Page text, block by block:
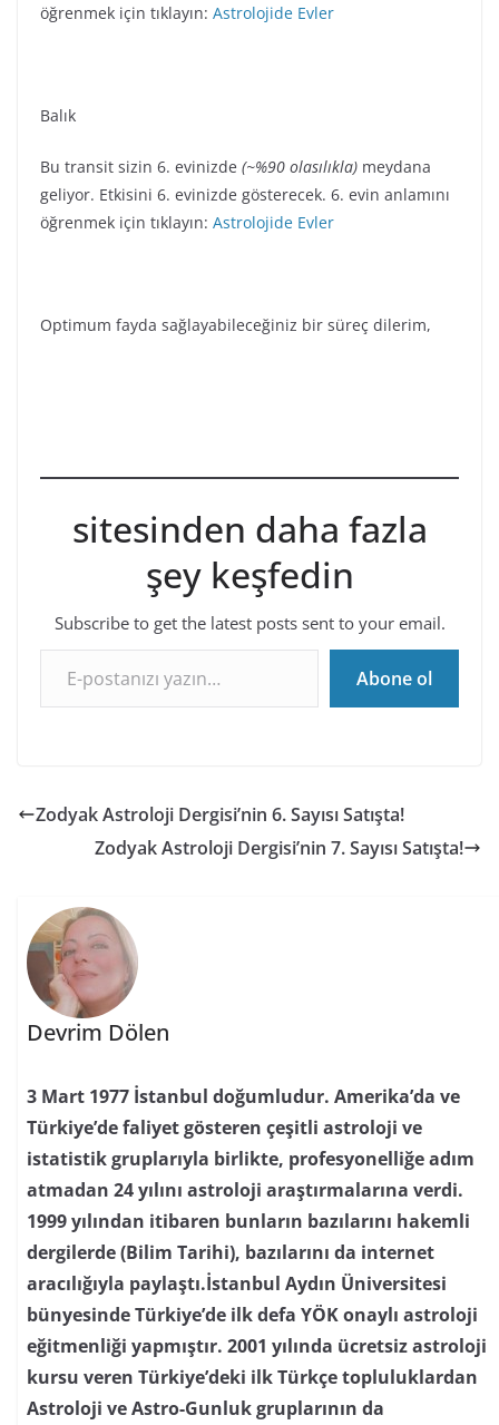
öğrenmek için tıklayın: Astrolojide Evler
Balık
Bu transit sizin 6. evinizde (~%90 olasılıkla) meydana
geliyor. Etkisini 6. evinizde gösterecek. 6. evin anlamını
öğrenmek için tıklayın: Astrolojide Evler
Optimum fayda sağlayabileceğiniz bir süreç dilerim,
sitesinden daha fazla
şey keşfedin
Subscribe to get the latest posts sent to your email.
E-postanızı yazın…
Abone ol
Zodyak Astroloji Dergisi’nin 6. Sayısı Satışta!
Zodyak Astroloji Dergisi’nin 7. Sayısı Satışta!
Devrim Dölen
3 Mart 1977 İstanbul doğumludur. Amerika’da ve
Türkiye’de faliyet gösteren çeşitli astroloji ve
istatistik gruplarıyla birlikte, profesyonelliğe adım
atmadan 24 yılını astroloji araştırmalarına verdi.
1999 yılından itibaren bunların bazılarını hakemli
dergilerde (Bilim Tarihi), bazılarını da internet
aracılığıyla paylaştı.İstanbul Aydın Üniversitesi
bünyesinde Türkiye’de ilk defa YÖK onaylı astroloji
eğitmenliği yapmıştır. 2001 yılında ücretsiz astroloji
kursu veren Türkiye’deki ilk Türkçe topluluklardan
Astroloji ve Astro-Gunluk gruplarının da